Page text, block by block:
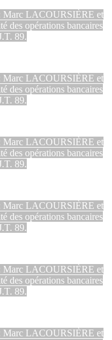
Marc LACOURSIÈRE et
des opérations bancaires
89.
Marc LACOURSIÈRE et
des opérations bancaires
89.
Marc LACOURSIÈRE et
des opérations bancaires
89.
Marc LACOURSIÈRE et
des opérations bancaires
89.
Marc LACOURSIÈRE et
des opérations bancaires
89.
Marc LACOURSIÈRE et